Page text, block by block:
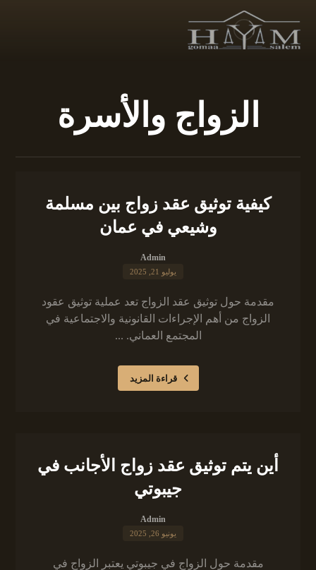
الزواج والأسرة
كيفية توثيق عقد زواج بين مسلمة
وشيعي في عمان
Admin
يوليو 21, 2025
مقدمة حول توثيق عقد الزواج تعد عملية توثيق عقود
الزواج من أهم الإجراءات القانونية والاجتماعية في
المجتمع العماني. ...
قراءة المزيد
أين يتم توثيق عقد زواج الأجانب في
جيبوتي
Admin
يونيو 26, 2025
مقدمة حول الزواج في جيبوتي يعتبر الزواج في